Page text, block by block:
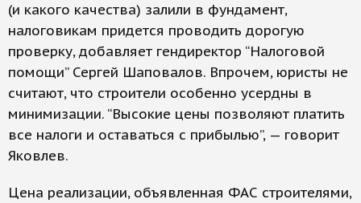
(и какого качества) залили в фундамент,
налоговикам придется проводить дорогую
проверку, добавляет гендиректор “Налоговой
помощи” Сергей Шаповалов. Впрочем, юристы не
считают, что строители особенно усердны в
минимизации. “Высокие цены позволяют платить
все налоги и оставаться с прибылью”, — говорит
Яковлев.
Цена реализации, объявленная ФАС строителями,